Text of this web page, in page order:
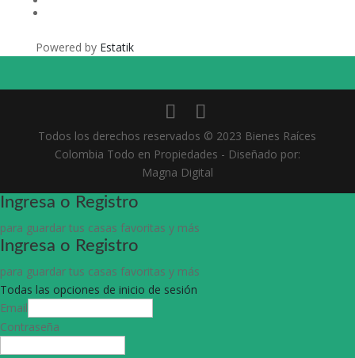
Powered by Estatik
Todos los derechos reservados © 2023 Bienes Raíces
Colombia Todo en Propiedades - Diseñado por:
Magna Digital
Ingresa o Registro
para guardar tus casas favoritas y más
Ingresa o Registro
para guardar tus casas favoritas y más
Todas las opciones de inicio de sesión
Email
Contraseña